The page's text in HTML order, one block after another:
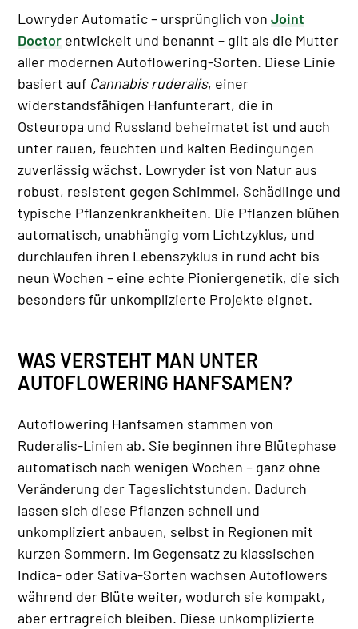
Lowryder Automatic – ursprünglich von Joint
Doctor entwickelt und benannt – gilt als die Mutter
aller modernen Autoflowering-Sorten. Diese Linie
basiert auf Cannabis ruderalis, einer
widerstandsfähigen Hanfunterart, die in
Osteuropa und Russland beheimatet ist und auch
unter rauen, feuchten und kalten Bedingungen
zuverlässig wächst. Lowryder ist von Natur aus
robust, resistent gegen Schimmel, Schädlinge und
typische Pflanzenkrankheiten. Die Pflanzen blühen
automatisch, unabhängig vom Lichtzyklus, und
durchlaufen ihren Lebenszyklus in rund acht bis
neun Wochen – eine echte Pioniergenetik, die sich
besonders für unkomplizierte Projekte eignet.
WAS VERSTEHT MAN UNTER
AUTOFLOWERING HANFSAMEN?
Autoflowering Hanfsamen stammen von
Ruderalis-Linien ab. Sie beginnen ihre Blütephase
automatisch nach wenigen Wochen – ganz ohne
Veränderung der Tageslichtstunden. Dadurch
lassen sich diese Pflanzen schnell und
unkompliziert anbauen, selbst in Regionen mit
kurzen Sommern. Im Gegensatz zu klassischen
Indica- oder Sativa-Sorten wachsen Autoflowers
während der Blüte weiter, wodurch sie kompakt,
aber ertragreich bleiben. Diese unkomplizierte